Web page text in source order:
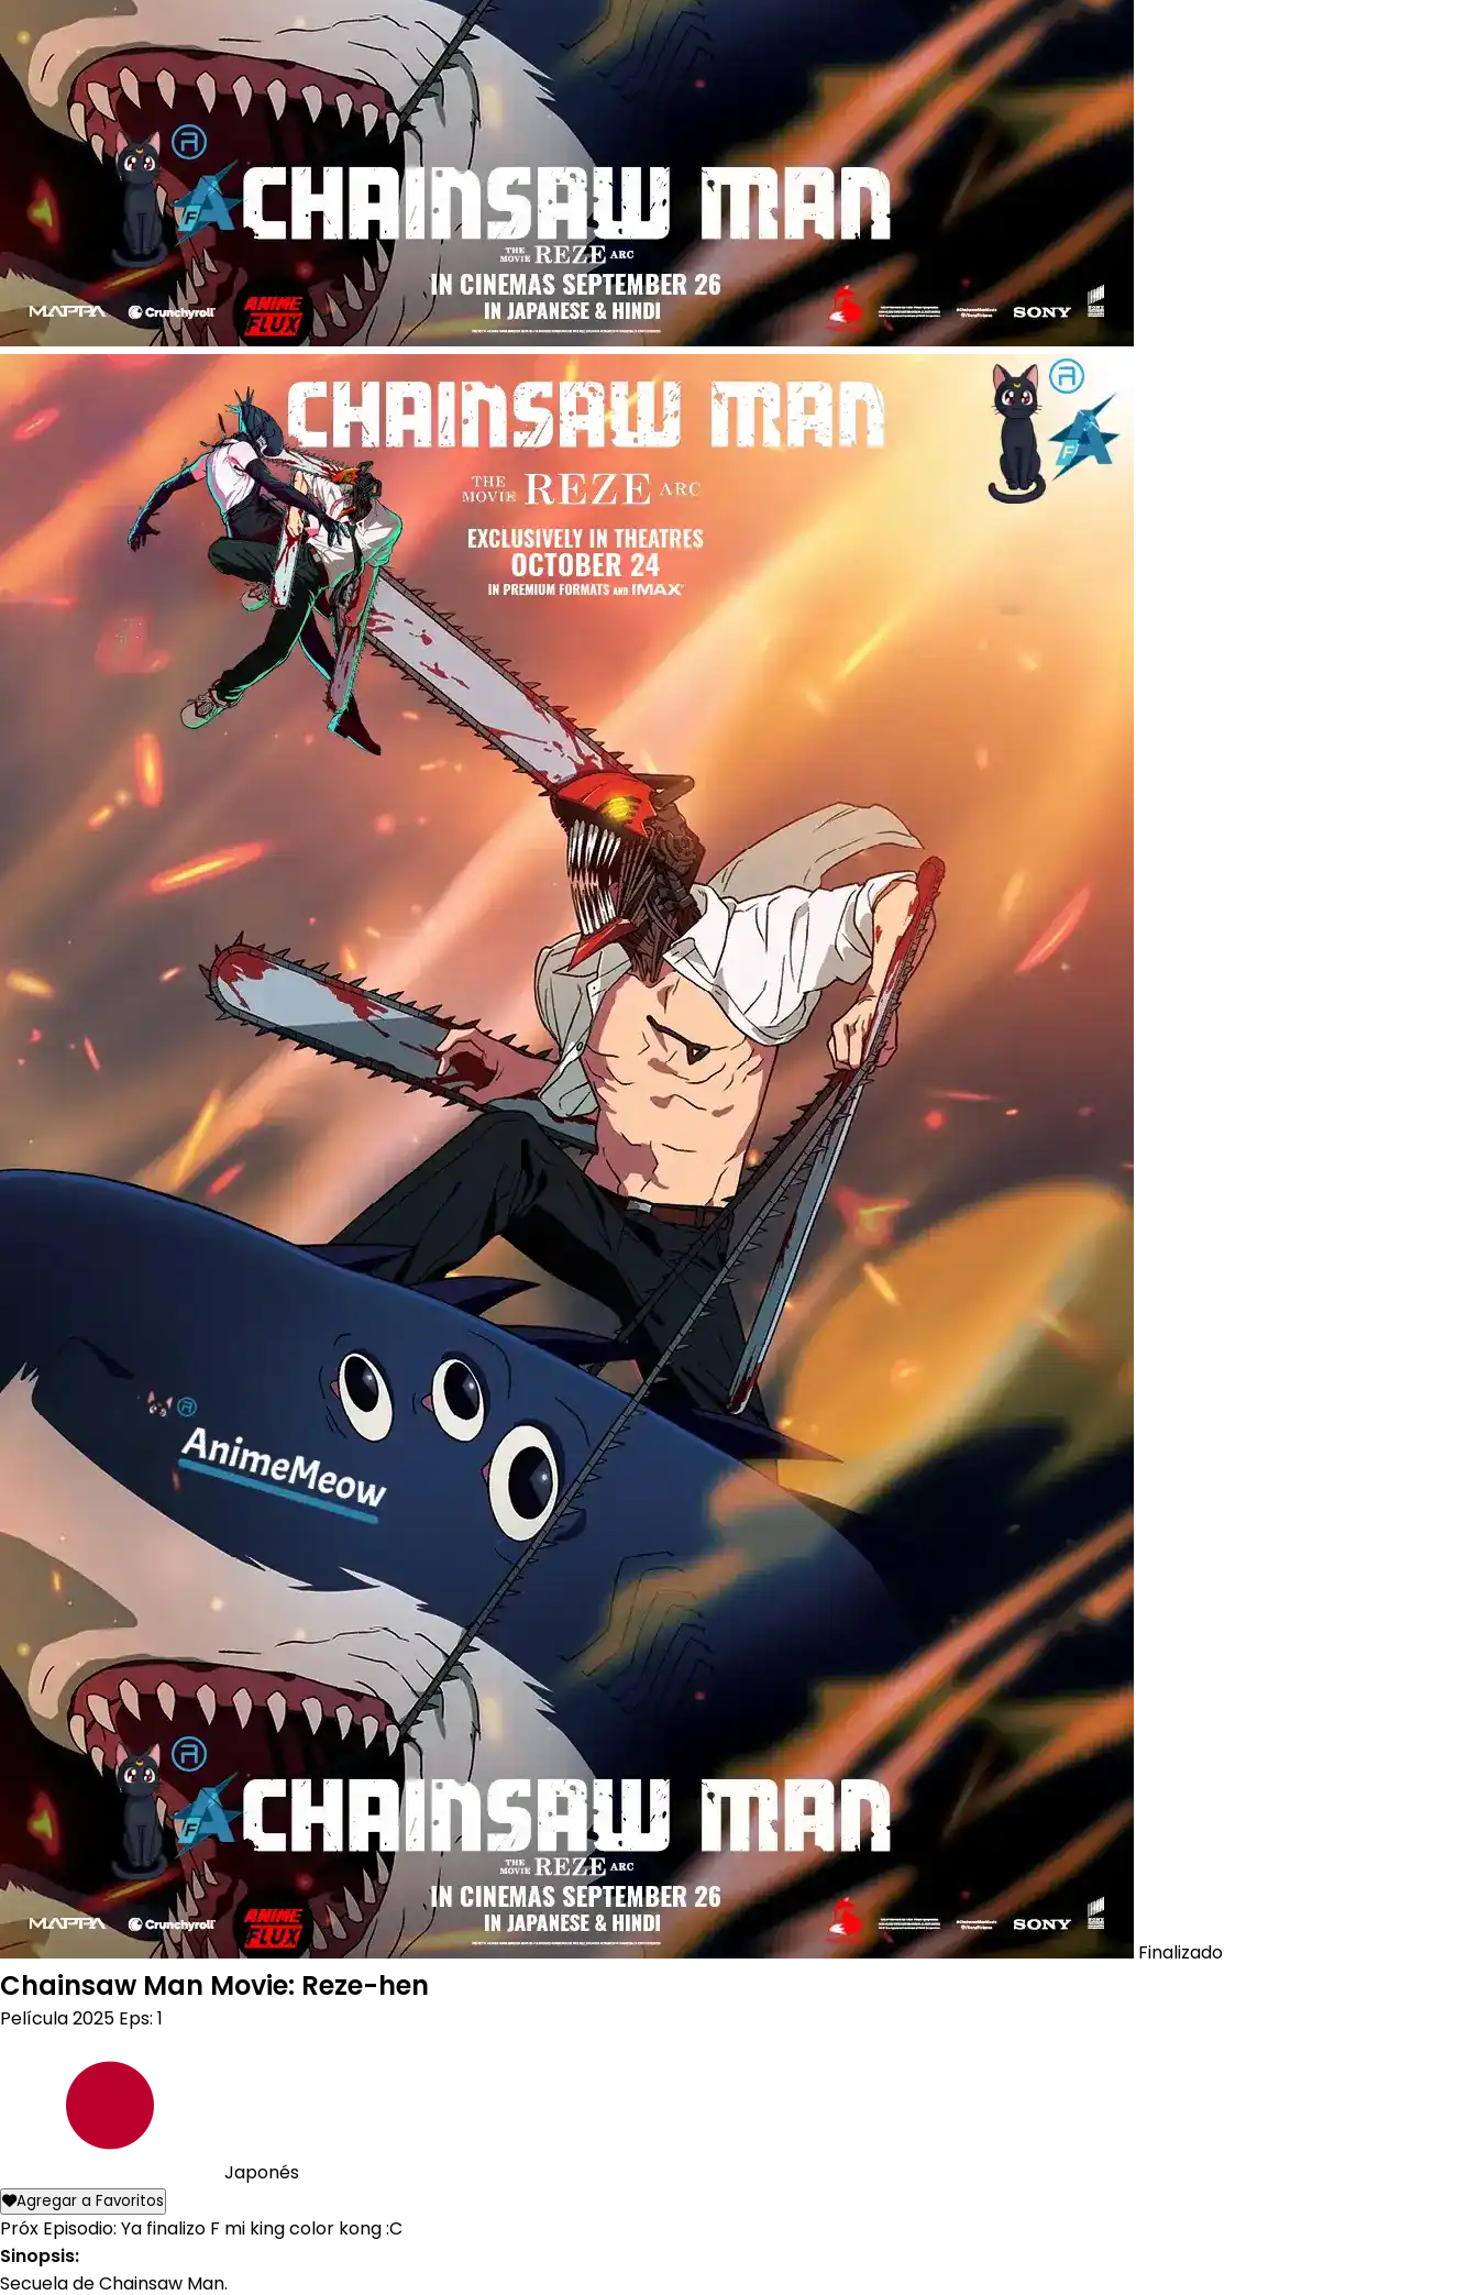
Finalizado
Chainsaw Man Movie: Reze-hen
Película2025 Eps: 1
Japonés
Agregar a Favoritos
Próx Episodio: Ya finalizo F mi king color kong :C
Sinopsis:
Secuela de Chainsaw Man.